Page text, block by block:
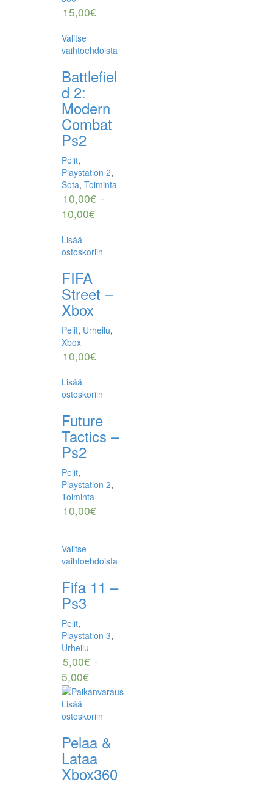
15,00€
Valitse
vaihtoehdoista
Battlefiel
d 2:
Modern
Combat
Ps2
Pelit,
Playstation 2,
Sota, Toiminta
10,00€ -
10,00€
Lisää
ostoskoriin
FIFA
Street –
Xbox
Pelit, Urheilu,
Xbox
10,00€
Lisää
ostoskoriin
Future
Tactics –
Ps2
Pelit,
Playstation 2,
Toiminta
10,00€
Valitse
vaihtoehdoista
Fifa 11 –
Ps3
Pelit,
Playstation 3,
Urheilu
5,00€ -
5,00€
Lisää
ostoskoriin
Pelaa &
Lataa
Xbox360